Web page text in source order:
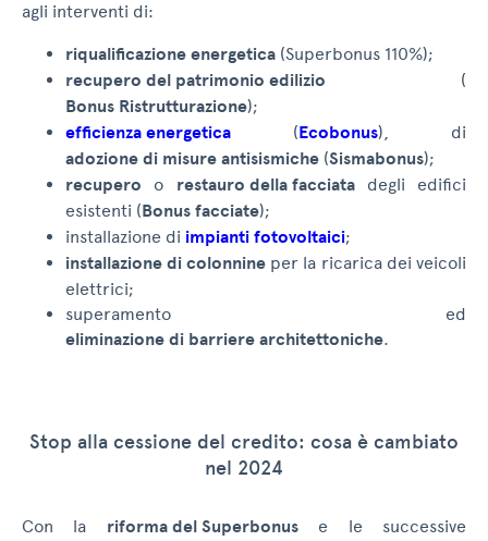
agli interventi di:
riqualificazione energetica (Superbonus 110%);
recupero del patrimonio edilizio (
Bonus Ristrutturazione);
efficienza energetica (Ecobonus), di
adozione di misure antisismiche (Sismabonus);
recupero o restauro della facciatadegli edifici
esistenti (Bonus facciate);
installazione di impianti fotovoltaici;
installazione di colonnine per la ricarica dei veicoli
elettrici;
superamento ed
eliminazione di barriere architettoniche.
Stop alla cessione del credito: cosa è cambiato
nel 2024
Con la riforma del Superbonuse le successive